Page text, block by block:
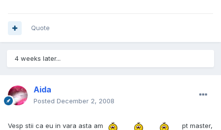
Quote
4 weeks later...
Aida
Posted December 2, 2008
Vesp stii ca eu in vara asta am pt master,